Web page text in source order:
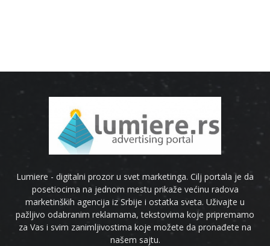
Lumiere - digitalni prozor u svet marketinga. Cilj portala je da
posetiocima na jednom mestu prikaže većinu radova
marketinških agencija iz Srbije i ostatka sveta. Uživajte u
pažljivo odabranim reklamama, tekstovima koje pripremamo
za Vas i svim zanimljivostima koje možete da pronađete na
našem sajtu.